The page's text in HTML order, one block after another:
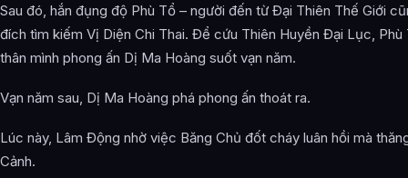
Sau đó, hắn đụng độ Phù Tổ – người đến từ Đại Thiên Thế Giới
đích tìm kiếm Vị Diện Chi Thai. Để cứu Thiên Huyền Đại Lục, Phù
thân mình phong ấn Dị Ma Hoàng suốt vạn năm.
Vạn năm sau, Dị Ma Hoàng phá phong ấn thoát ra.
Lúc này, Lâm Động nhờ việc Băng Chủ đốt cháy luân hồi mà
Cảnh.